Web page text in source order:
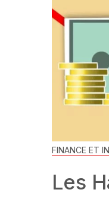
FINANCE ET
Les